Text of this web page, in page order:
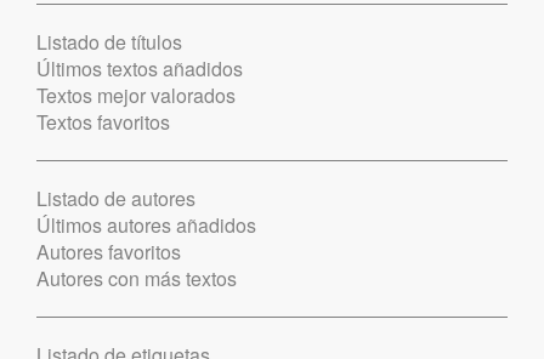
Listado de títulos
Últimos textos añadidos
Textos mejor valorados
Textos favoritos
Listado de autores
Últimos autores añadidos
Autores favoritos
Autores con más textos